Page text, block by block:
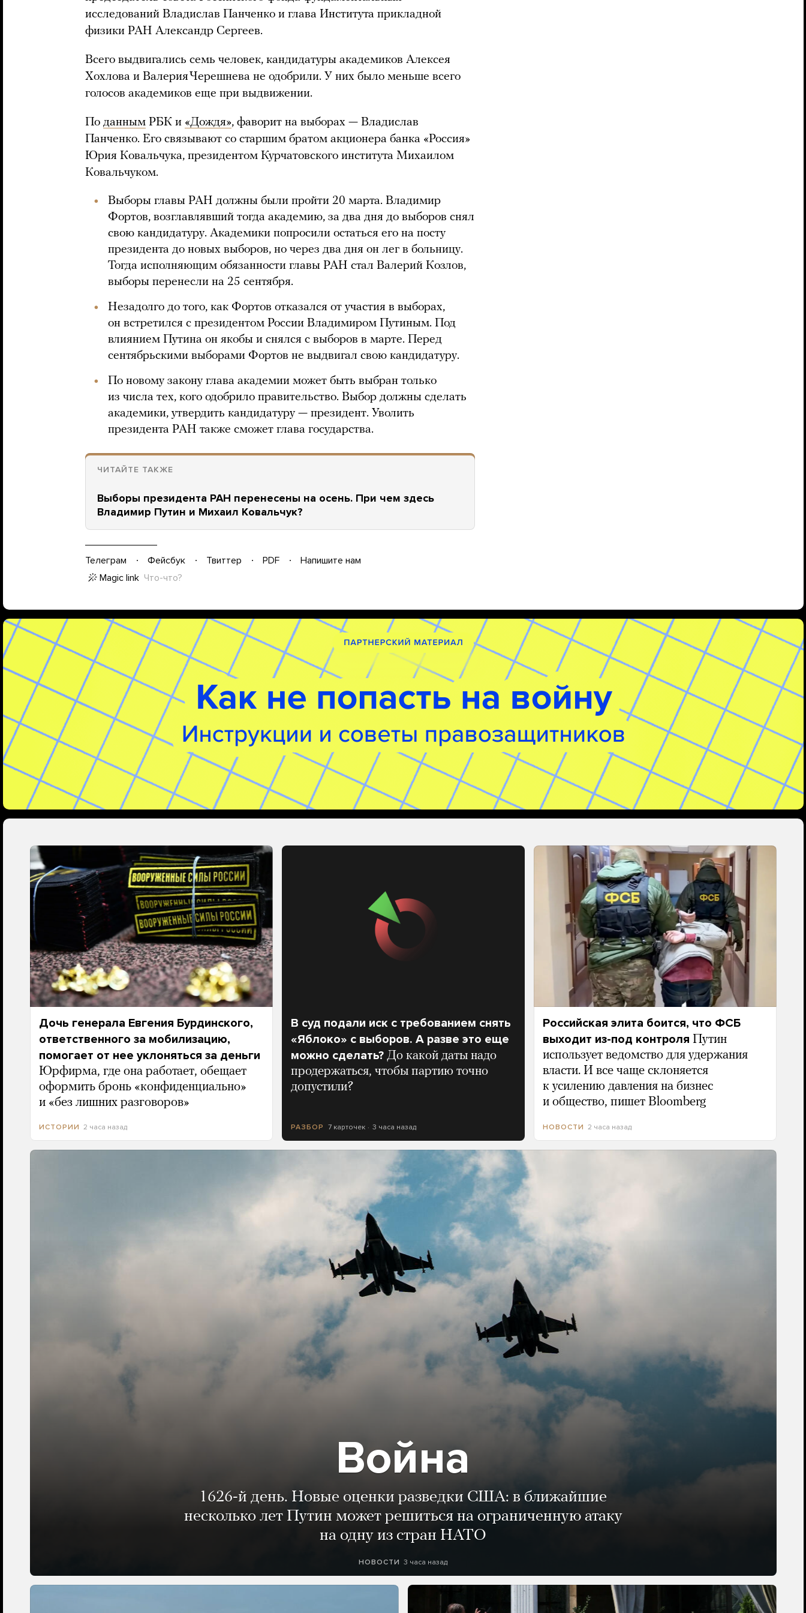
исследований Владислав Панченко и глава Института прикладной
физики РАН Александр Сергеев.
Всего выдвигались семь человек, кандидатуры академиков Алексея
Хохлова и Валерия Черешнева не одобрили. У них было меньше всего
голосов академиков еще при выдвижении.
По данным РБК и «Дождя», фаворит на выборах — Владислав
Панченко. Его связывают со старшим братом акционера банка «Россия»
Юрия Ковальчука, президентом Курчатовского института Михаилом
Ковальчуком.
Выборы главы РАН должны были пройти 20 марта. Владимир
Фортов, возглавлявший тогда академию, за два дня до выборов снял
свою кандидатуру. Академики попросили остаться его на посту
президента до новых выборов, но через два дня он лег в больницу.
Тогда исполняющим обязанности главы РАН стал Валерий Козлов,
выборы перенесли на 25 сентября.
Незадолго до того, как Фортов отказался от участия в выборах,
он встретился с президентом России Владимиром Путиным. Под
влиянием Путина он якобы и снялся с выборов в марте. Перед
сентябрьскими выборами Фортов не выдвигал свою кандидатуру.
По новому закону глава академии может быть выбран только
из числа тех, кого одобрило правительство. Выбор должны сделать
академики, утвердить кандидатуру — президент. Уволить
президента РАН также сможет глава государства.
ЧИТАЙТЕ ТАКЖЕ
Выборы президента РАН перенесены на осень. При чем здесь
Владимир Путин и Михаил Ковальчук?
Телеграм Фейсбук Твиттер PDF
Напишите нам
Magic link Что-что?
Дочь генерала Евгения Бурдинского,
ответственного за мобилизацию,
помогает от нее уклоняться за деньги
Юрфирма, где она работает, обещает
оформить бронь «конфиденциально»
и «без лишних разговоров»
ИСТОРИИ 2 часа назад
В суд подали иск с требованием снять
«Яблоко» с выборов. А разве это еще
можно сделать? До какой даты надо
продержаться, чтобы партию точно
допустили?
РАЗБОР 7 карточек 3 часа назад
Российская элита боится, что ФСБ
выходит из-под контроля Путин
использует ведомство для удержания
власти. И все чаще склоняется
к усилению давления на бизнес
и общество, пишет Bloomberg
НОВОСТИ 2 часа назад
Война
1626-й день. Новые оценки разведки США: в ближайшие
несколько лет Путин может решиться на ограниченную атаку
на одну из стран НАТО
НОВОСТИ 3 часа назад